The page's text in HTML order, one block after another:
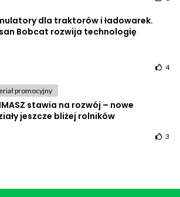
dla traktorów i ładowarek.
Bobcat rozwija technologię
4
promocyjny
stawia na rozwój – nowe
jeszcze bliżej rolników
3